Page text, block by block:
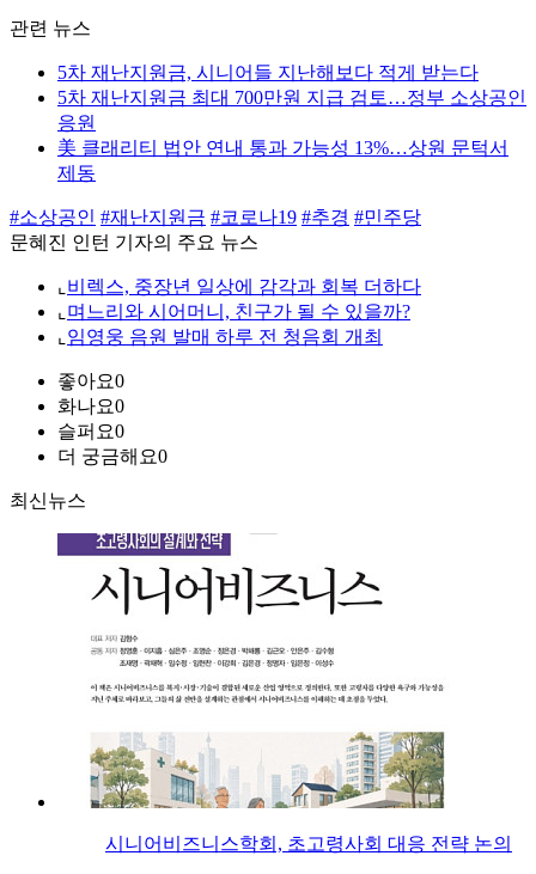
관련 뉴스
5차 재난지원금, 시니어들 지난해보다 적게 받는다
5차 재난지원금 최대 700만원 지급 검토…정부 소상공인
응원
美 클래리티 법안 연내 통과 가능성 13%…상원 문턱서
제동
#소상공인 #재난지원금 #코로나19 #추경 #민주당
문혜진 인턴 기자의 주요 뉴스
⌞ 비렉스, 중장년 일상에 감각과 회복 더하다
⌞ 며느리와 시어머니, 친구가 될 수 있을까?
⌞ 임영웅 음원 발매 하루 전 청음회 개최
좋아요0
화나요0
슬퍼요0
더 궁금해요0
최신뉴스
시니어비즈니스학회, 초고령사회 대응 전략 논의